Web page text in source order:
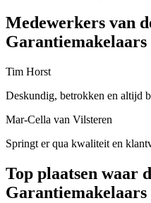
Medewerkers van
Garantiemakelaars
Tim Horst
Deskundig, betrokken en altijd
Mar-Cella van Vilsteren
Springt er qua kwaliteit en
Top plaatsen waar